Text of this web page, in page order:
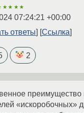
07:24:21 +00:00
ответы
Ссылка
2
преимущество
«искоробочных»